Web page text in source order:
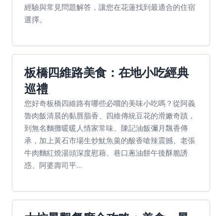
經驗與常見問題解答，讓您在花蓮找到最適合的住宿
選擇。
板橋四維路美食：在地小吃經典
巡禮
您好奇板橋四維路有哪些必嚐的美味小吃嗎？從阿義
魯肉飯清晨的黏唇脂香、四維傳統豆花的滑嫩奇蹟，
到無名麵攤暖暖人情家常味、陳記油飯彌月飄香傳
承，加上黃石市場生炒魷魚羹的酸香嗆辣震撼、老張
牛肉麵紅燒湯頭深度慰藉、巷口蔥油餅午後酥脆誘
惑、阿婆壽司平...